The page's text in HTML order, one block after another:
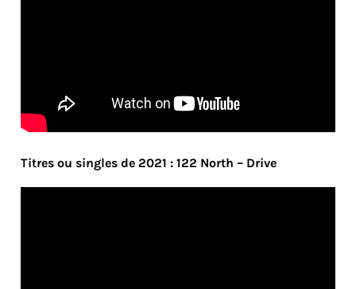
Titres ou singles de 2021 : 122 North – Drive